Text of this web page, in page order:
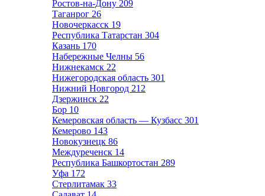
Ростов-на-Дону 209
Таганрог 26
Новочеркасск 19
Республика Татарстан 304
Казань 170
Набережные Челны 56
Нижнекамск 22
Нижегородская область 301
Нижний Новгород 212
Дзержинск 22
Бор 10
Кемеровская область — Кузбасс 301
Кемерово 143
Новокузнецк 86
Междуреченск 14
Республика Башкортостан 289
Уфа 172
Стерлитамак 33